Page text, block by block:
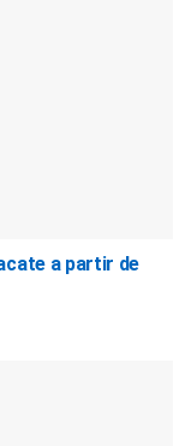
a partir de